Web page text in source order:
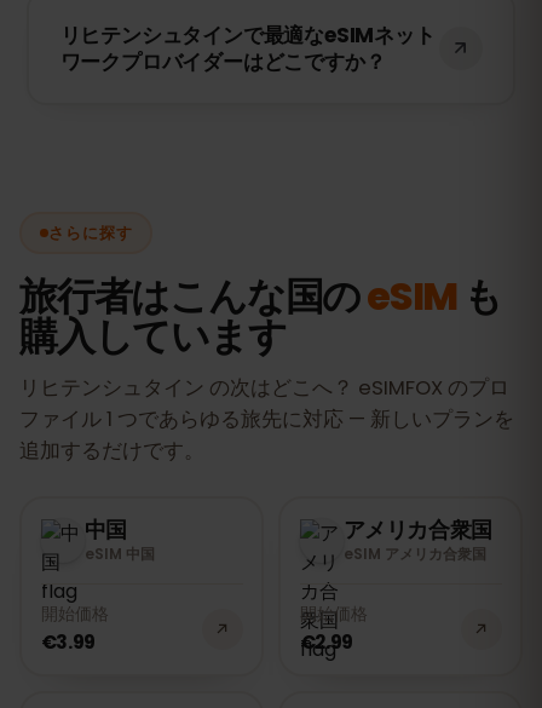
るかどうかを確認してください。また、端
末がキャリアにロックされていないことを
リヒテンシュタインで最適なeSIMネット
ワークプロバイダーはどこですか？
さらに探す
旅行者はこんな国のeSIM も
購入しています
リヒテンシュタイン の次はどこへ？ eSIMFOX のプロ
ファイル 1 つであらゆる旅先に対応 — 新しいプランを
追加するだけです。
中国
eSIM 中国
開始価格
€3.99
アメリカ合衆国
eSIM アメリカ合衆国
開始価格
€2.99